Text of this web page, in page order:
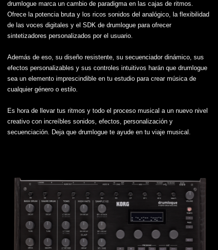
drumlogue marca un cambio de paradigma en las cajas de ritmos.
Ofrece la potencia bruta y los ricos sonidos del analógico, la flexibilidad
de las voces digitales y el SDK de drumlogue para ofrecer
sintetizadores personalizados por el usuario.
Además de eso, su diseño resistente, su secuenciador dinámico, sus
efectos personalizables y sus controles intuitivos harán que drumlogue
sea un elemento imprescindible en tu estudio para crear música de
cualquier género o estilo.
Es hora de llevar tus ritmos y todo el proceso musical a un nuevo nivel
creativo con increíbles sonidos, efectos, personalización y
secuenciación. Deja que drumlogue te ayude en tu viaje musical.